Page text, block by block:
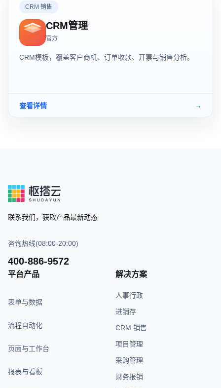
CRM 销售
CRM管理
官方
CRM模板，覆盖客户商机、订单收款、开票与销售分析。
查看详情 →
联系我们，获取产品最新动态
咨询热线(08:00-20:00)
400-886-9572
平台产品
表单与数据
流程自动化
页面与工作台
报表与看板
解决方案
人事行政
进销存
CRM 销售
项目管理
采购管理
财务报销